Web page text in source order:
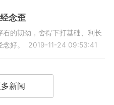
念歪
的韧劲，舍得下打基础、利长
好。
2019-11-24 09:53:41
新闻